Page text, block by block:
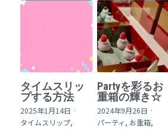
タイムスリッ
プする方法
2025年1月14日 ·
タイムスリップ,
Partyを彩るお
重箱の輝き☆
2024年9月26日 ·
パーティ, お重箱,